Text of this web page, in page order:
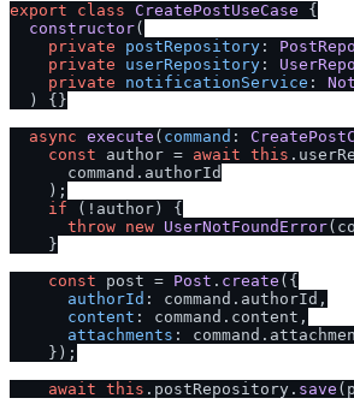
export
class CreatePostUseCase {
constructor(
private
postRepository :
private
userRepository :
private
notificationService :
) {}
async execute ( command :
const author = await this .
      command.
authorId
    );
if (!author) {
throw new UserNotFoundError
    }
const post = Post . create ({
authorId : command. authorId ,
content : command. content ,
attachments : command.
    });
await this . postRepository . save